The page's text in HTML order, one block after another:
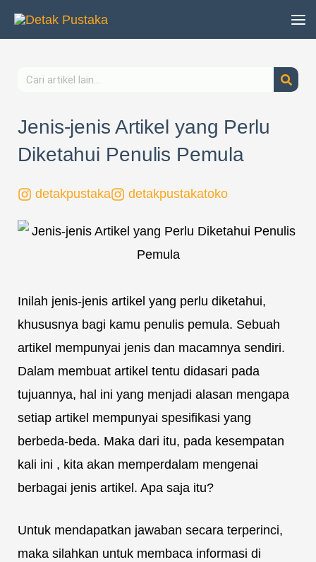
Lewati
Search
Jenis-jenis Artikel yang Perlu
Diketahui Penulis Pemula
detakpustaka detakpustakatoko
Inilah jenis-jenis artikel yang perlu diketahui,
khususnya bagi kamu penulis pemula. Sebuah
artikel mempunyai jenis dan macamnya sendiri.
Dalam membuat artikel tentu didasari pada
tujuannya, hal ini yang menjadi alasan mengapa
setiap artikel mempunyai spesifikasi yang
berbeda-beda. Maka dari itu, pada kesempatan
kali ini , kita akan memperdalam mengenai
berbagai jenis artikel. Apa saja itu?
Untuk mendapatkan jawaban secara terperinci,
maka silahkan untuk membaca informasi di